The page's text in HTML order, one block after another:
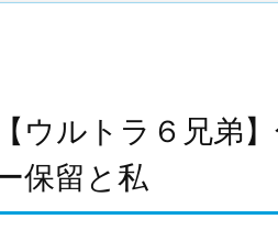
【ウルトラ６兄弟
保留と私